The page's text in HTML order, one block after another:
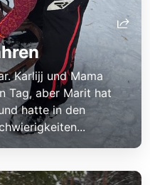
Karlijj und Mama
Tag, aber Marit hat
hatte in den